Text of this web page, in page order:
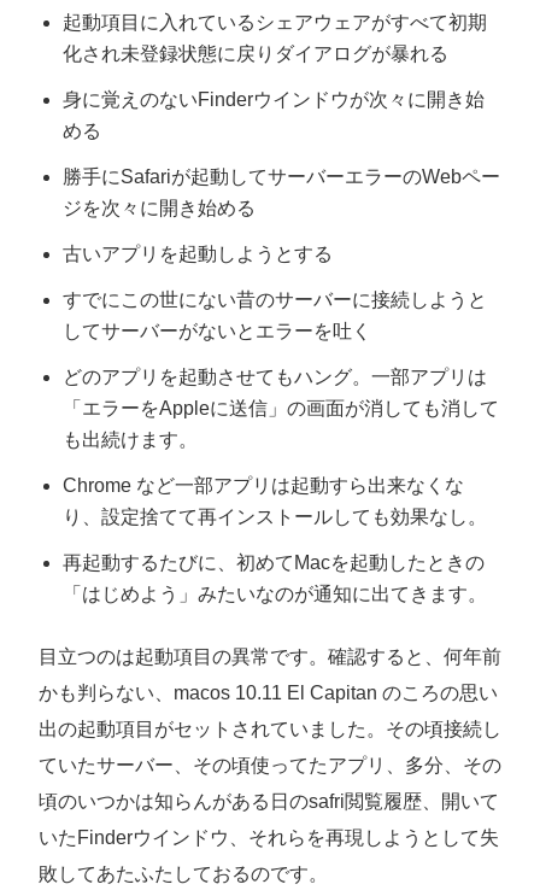
起動項目に入れているシェアウェアがすべて初期
化され未登録状態に戻りダイアログが暴れる
身に覚えのないFinderウインドウが次々に開き始
める
勝手にSafariが起動してサーバーエラーのWebペー
ジを次々に開き始める
古いアプリを起動しようとする
すでにこの世にない昔のサーバーに接続しようと
してサーバーがないとエラーを吐く
どのアプリを起動させてもハング。一部アプリは
「エラーをAppleに送信」の画面が消しても消して
も出続けます。
Chrome など一部アプリは起動すら出来なくな
り、設定捨てて再インストールしても効果なし。
再起動するたびに、初めてMacを起動したときの
「はじめよう」みたいなのが通知に出てきます。
目立つのは起動項目の異常です。確認すると、何年前
かも判らない、macos 10.11 El Capitan のころの思い
出の起動項目がセットされていました。その頃接続し
ていたサーバー、その頃使ってたアプリ、多分、その
頃のいつかは知らんがある日のsafri閲覧履歴、開いて
いたFinderウインドウ、それらを再現しようとして失
敗してあたふたしておるのです。